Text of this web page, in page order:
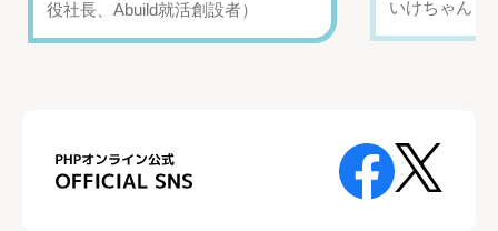
役社長、Abuild就活創設者）
いけちゃん（